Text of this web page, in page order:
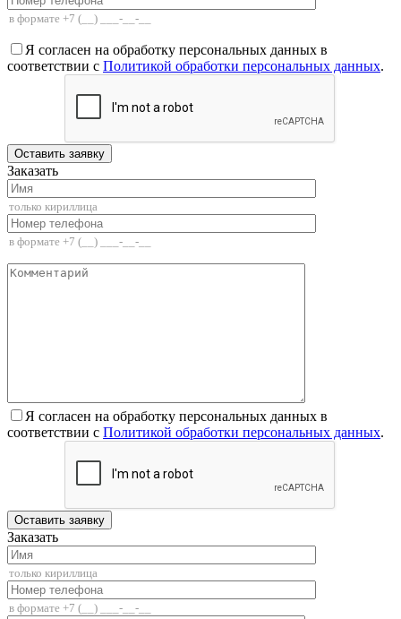
Я согласен на обработку персональных данных в
соответствии с Политикой обработки персональных данных.
Заказать
Я согласен на обработку персональных данных в
соответствии с Политикой обработки персональных данных.
Заказать